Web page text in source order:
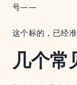
号——
这个标的，已经准
几个常